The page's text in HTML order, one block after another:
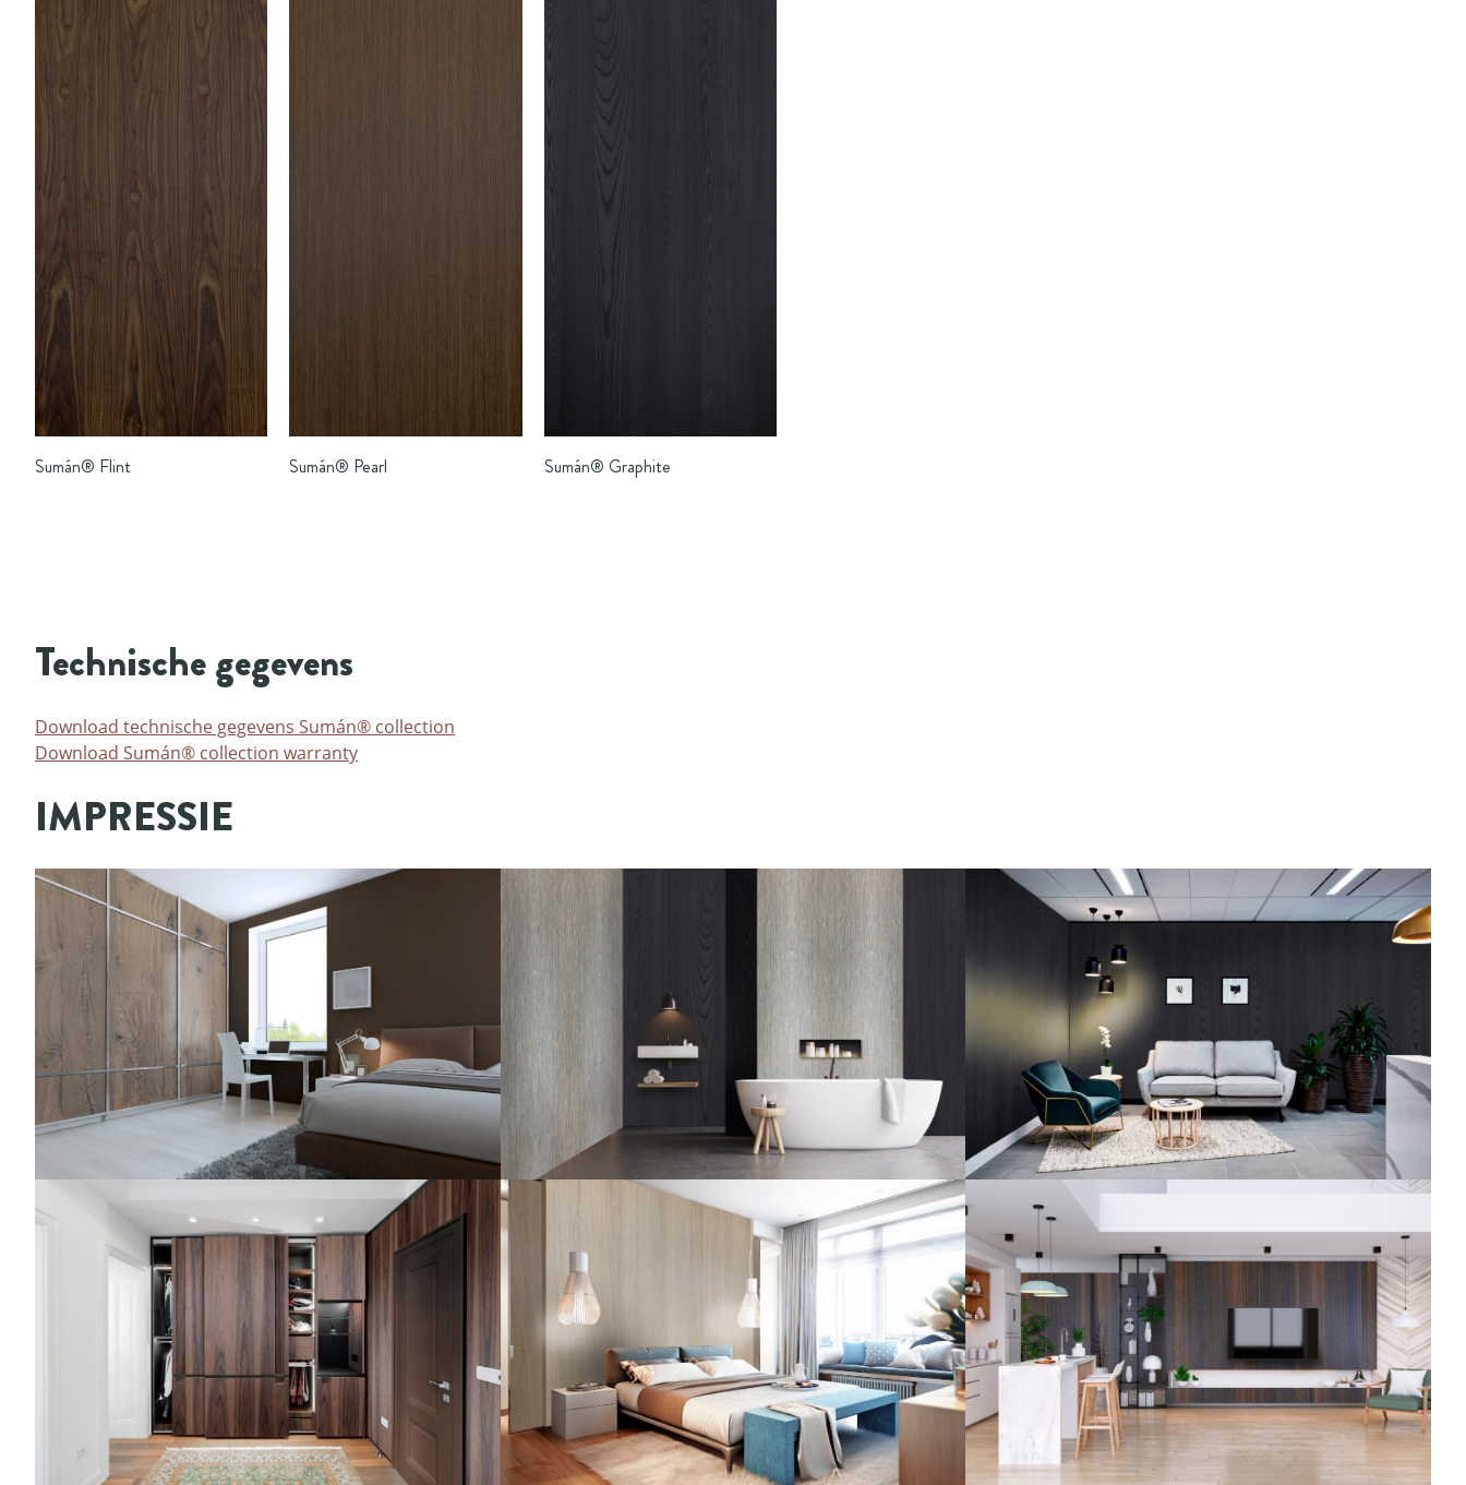
Sumán® Flint Sumán® Pearl Sumán® Graphite
Technische gegevens
Download technische gegevens Sumán® collection
Download Sumán® collection warranty
IMPRESSIE